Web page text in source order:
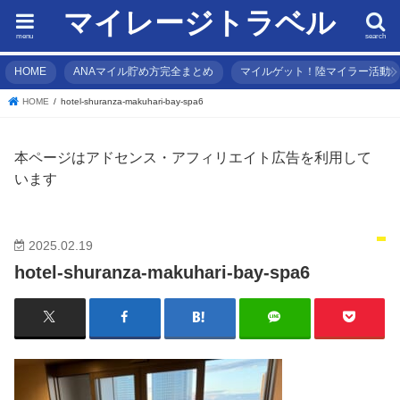
マイレージトラベル search
menu
HOME ANAマイル貯め方完全まとめ マイルゲット！陸マイラー活動
HOME hotel-shuranza-makuhari-bay-spa6
本ページはアドセンス・アフィリエイト広告を利用して
います
2025.02.19
hotel-shuranza-makuhari-bay-spa6